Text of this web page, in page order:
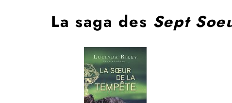
La saga des Sept